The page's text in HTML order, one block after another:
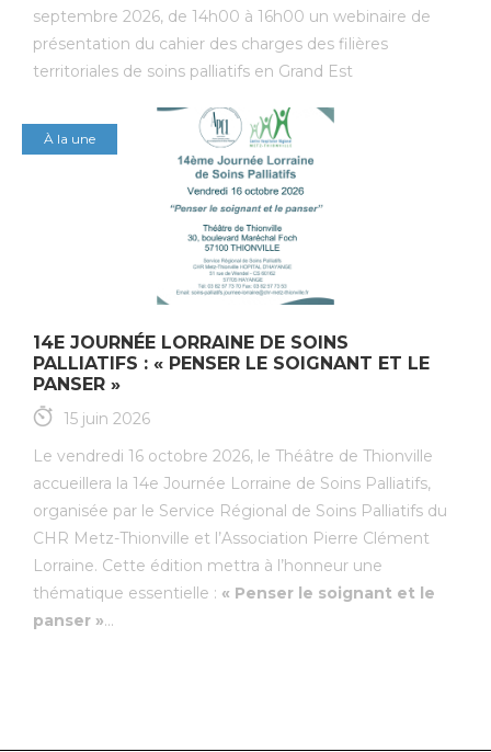
septembre 2026, de 14h00 à 16h00 un webinaire de
présentation du cahier des charges des filières
territoriales de soins palliatifs en Grand Est
À la une
14E JOURNÉE LORRAINE DE SOINS
PALLIATIFS : « PENSER LE SOIGNANT ET LE
PANSER »
15 juin 2026
Le vendredi 16 octobre 2026, le Théâtre de Thionville
accueillera la 14e Journée Lorraine de Soins Palliatifs,
organisée par le Service Régional de Soins Palliatifs du
CHR Metz-Thionville et l’Association Pierre Clément
Lorraine. Cette édition mettra à l’honneur une
thématique essentielle : « Penser le soignant et le
panser »...